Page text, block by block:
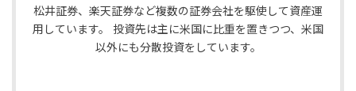
松井証券、楽天証券など複数の証券会社を駆使して資産運
用しています。 投資先は主に米国に比重を置きつつ、米国
以外にも分散投資をしています。